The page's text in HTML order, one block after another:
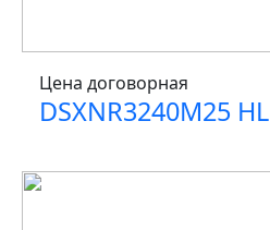
Цена договорная
DSXNR3240M25 HL